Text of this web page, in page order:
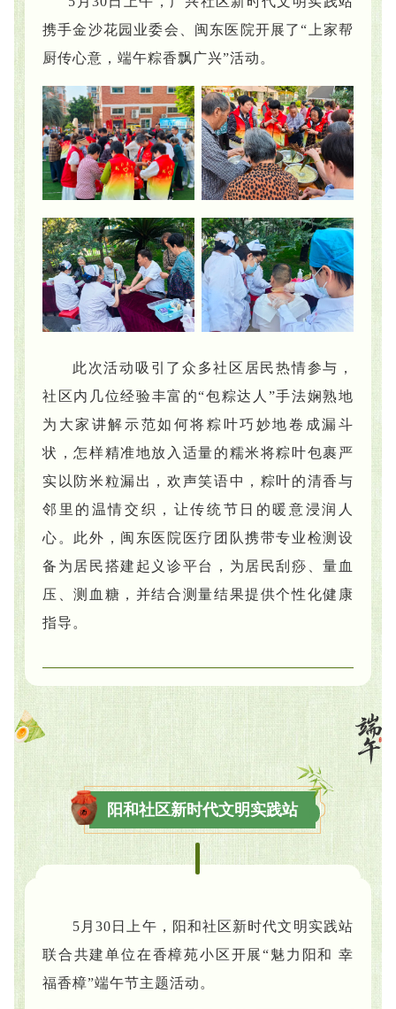
携手金沙花园业委会、 闽东医院开展了“上家帮
厨传心意，端午粽香飘广兴”活动。
此次活动吸引了众多社区居民热情参与，
社区内几位经验丰富的“包粽达人”手法娴熟地
为大家讲解示范如何将粽叶巧妙地卷成漏斗
状，怎样精准地放入适量的糯米将粽叶包裹严
实以防米粒漏出，欢声笑语中，粽叶的清香与
邻里的温情交织，让传统节日的暖意浸润人
心。此外， 闽东医院医疗团队携带专业检测设
备为居民搭建起义诊平台，为居民刮痧 、量血
压、测血糖，并结合测量结果提供个性化健康
指导。
阳和社区新时代文明实践站
5月30日上午，阳和社区新时代文明实践站
联合共建单位在香樟苑小区开展“魅力阳和 幸
福香樟”端午节主题活动。